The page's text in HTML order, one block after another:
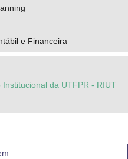
e Financeira
Institucional da UTFPR - RIUT